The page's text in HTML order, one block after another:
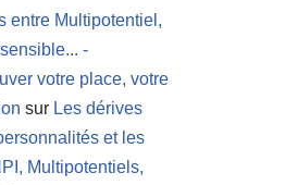
entre Multipotentiel,
-
votre place, votre
sur Les dérives
et les
Multipotentiels,